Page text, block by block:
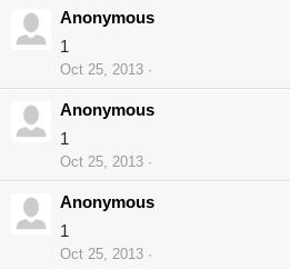
Anonymous
1
Oct 25, 2013
Anonymous
1
Oct 25, 2013
Anonymous
1
Oct 25, 2013